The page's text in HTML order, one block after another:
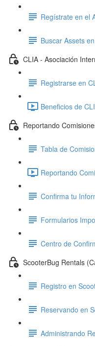
Regístrate en el
Buscar Assets
CLIA - Asociación
Registrarse en
Beneficios de
Reportando
Tabla de
Reportando
Confirma tu
Formularios
Centro de
ScooterBug Rentals
Registro en
Reservando en
Administrando